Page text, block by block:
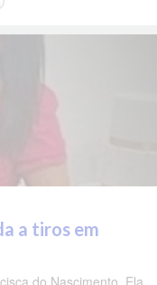
a tiros em
do Nascimento. Ela